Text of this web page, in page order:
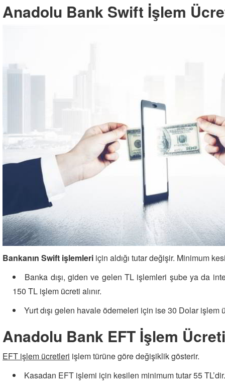
Anadolu Bank Swift İşlem
Bankanın Swift işlemleri için aldığı tutar değişir. Minimum
Banka dışı, giden ve gelen TL işlemleri şube ya da
150 TL işlem ücreti alınır.
Yurt dışı gelen havale ödemeleri için ise 30 Dolar işlem
Anadolu Bank EFT İşlem
EFT işlem ücretleri işlem türüne göre değişiklik gösterir.
Kasadan EFT işlemi için kesilen minimum tutar 55 TL’dir.